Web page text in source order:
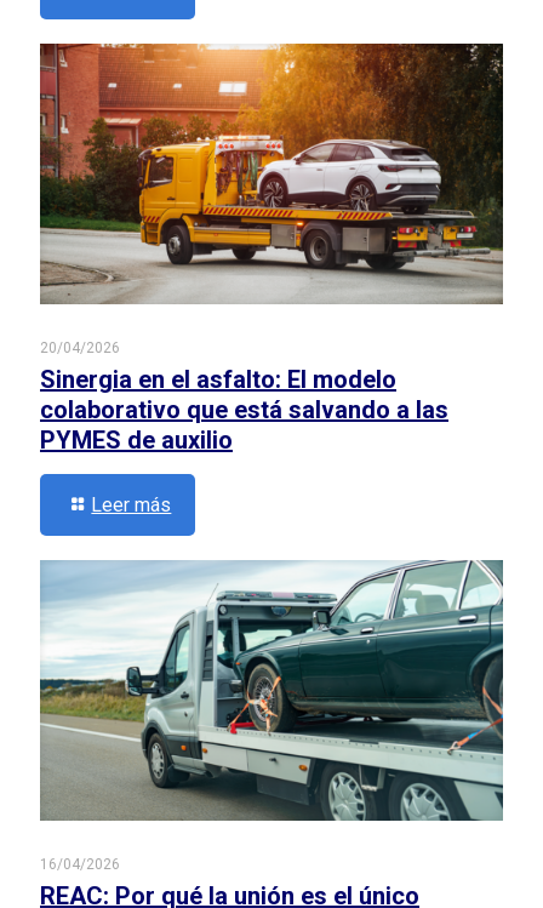
20/04/2026
Sinergia en el asfalto: El modelo
colaborativo que está salvando a las
PYMES de auxilio
Leer más
16/04/2026
REAC: Por qué la unión es el único